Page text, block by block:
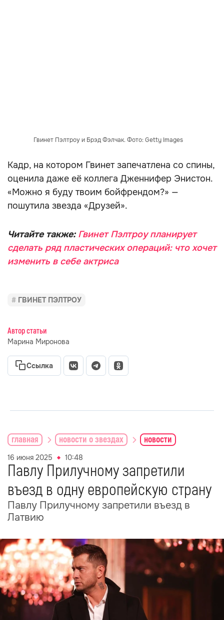
Гвинет Пэлтроу и Брэд Фэлчак. Фото: Getty Images
Кадр, на котором Гвинет запечатлена со спины,
оценила даже её коллега Дженнифер Энистон.
«Можно я буду твоим бойфрендом?» —
пошутила звезда «Друзей».
Читайте также: Гвинет Пэлтроу планирует
сделать ряд пластических операций: что хочет
изменить в себе актриса
ГВИНЕТ ПЭЛТРОУ
Автор статьи
Марина Миронова
Ссылка
главная новости о звездах новости
16 июня 2025 10:48
Павлу Прилучному запретили
въезд в одну европейскую страну
Павлу Прилучному запретили въезд в
Латвию